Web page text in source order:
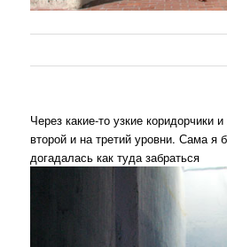
Через какие-то узкие
второй и на третий уровни. Сама я
догадалась как туда забраться